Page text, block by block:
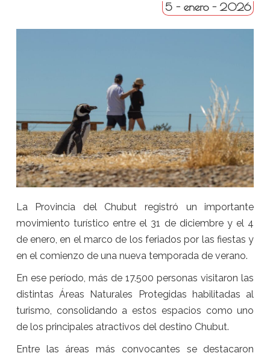
5 - enero - 2026
La Provincia del Chubut registró un importante
movimiento turístico entre el 31 de diciembre y el 4
de enero, en el marco de los feriados por las fiestas y
en el comienzo de una nueva temporada de verano.
En ese período, más de 17.500 personas visitaron las
distintas Áreas Naturales Protegidas habilitadas al
turismo, consolidando a estos espacios como uno
de los principales atractivos del destino Chubut.
Entre las áreas más convocantes se destacaron